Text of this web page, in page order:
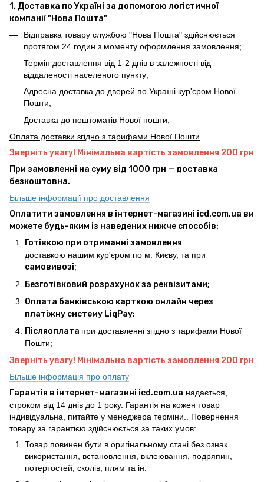
1. Доставка по Україні за допомогою логістичної
компанії "Нова Пошта"
Відправка товару службою "Нова Пошта" здійснюється
протягом 24 годин з моменту оформлення замовлення;
Термін доставлення від 1-2 днів в залежності від
віддаленості населеного пункту;
Адресна доставка до дверей по Україні кур'єром Нової
Пошти;
Доставка до поштоматів Нової пошти;
Оплата доставки згідно з тарифами Нової Пошти
Зверніть увагу! Мінімальна вартість замовлення 200 грн
При замовленні на суму від 1000 грн — доставка
безкоштовна.
Більше інформації про доставлення
Оплатити замовлення в інтернет-магазині icd.com.ua ви
можете будь-яким із наведених нижче способів:
Готівкою при отриманні замовлення
доставкою нашим кур'єром по м. Києву, та при
самовивозі;
Безготівковий розрахунок за реквізитами;
Оплата банківською карткою онлайн через
платіжну систему LiqPay;
Післяоплата при доставленні згідно з тарифами Нової
Пошти;
Зверніть увагу! Мінімальна вартість замовлення 200 грн
Більше інформація про оплату
Гарантія в інтернет-магазині icd.com.ua надається,
строком від 14 днів до 1 року. Гарантія на кожен товар
індивідуальна, питайте у менеджера терміни.. Повернення
товару за гарантією здійснюється за таких умов:
Товар повинен бути в оригінальному стані без ознак
використання, встановлення, вклеювання, подряпин,
потертостей, сколів, плям та ін.